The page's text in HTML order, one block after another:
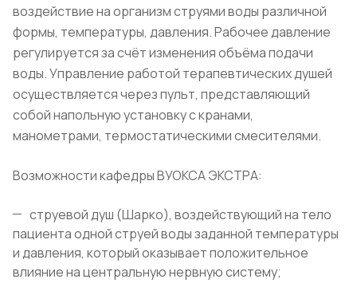
воздействие на организм струями воды различной
формы, температуры, давления. Рабочее давление
регулируется за счёт изменения объёма подачи
воды. Управление работой терапевтических душей
осуществляется через пульт, представляющий
собой напольную установку с кранами,
манометрами, термостатическими смесителями.
Возможности кафедры ВУОКСА ЭКСТРА:
струевой душ (Шарко), воздействующий на тело
пациента одной струей воды заданной температуры
и давления, который оказывает положительное
влияние на центральную нервную систему;